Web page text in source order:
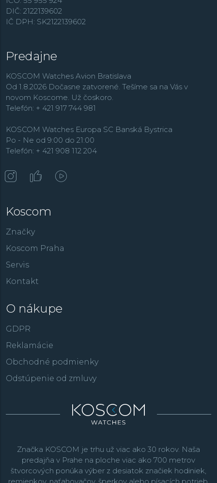
DIČ: 2122139602
IČ DPH: SK2122139602
Predajne
KOSCOM Watches Avion Bratislava
Od 1.8.2026 Dočasne zatvorené. Tešíme sa na Vás v
novom Koscome. Už čoskoro.
Telefón: + 421 917 744 981
KOSCOM Watches Europa SC Banská Bystrica
Po - Ne od 9:00 do 21:00
Telefón: + 421 908 112 204
Koscom
Značky
Koscom Praha
Servis
Kontakt
O nákupe
GDPR
Reklamácie
Obchodné podmienky
Odstúpenie od zmluvy
Značka KOSCOM je trhu už viac ako 30 rokov. Naša
predajňa v Prahe na ploche viac ako 700 metrov
štvorcových ponúka výber z desiatok značiek hodiniek,